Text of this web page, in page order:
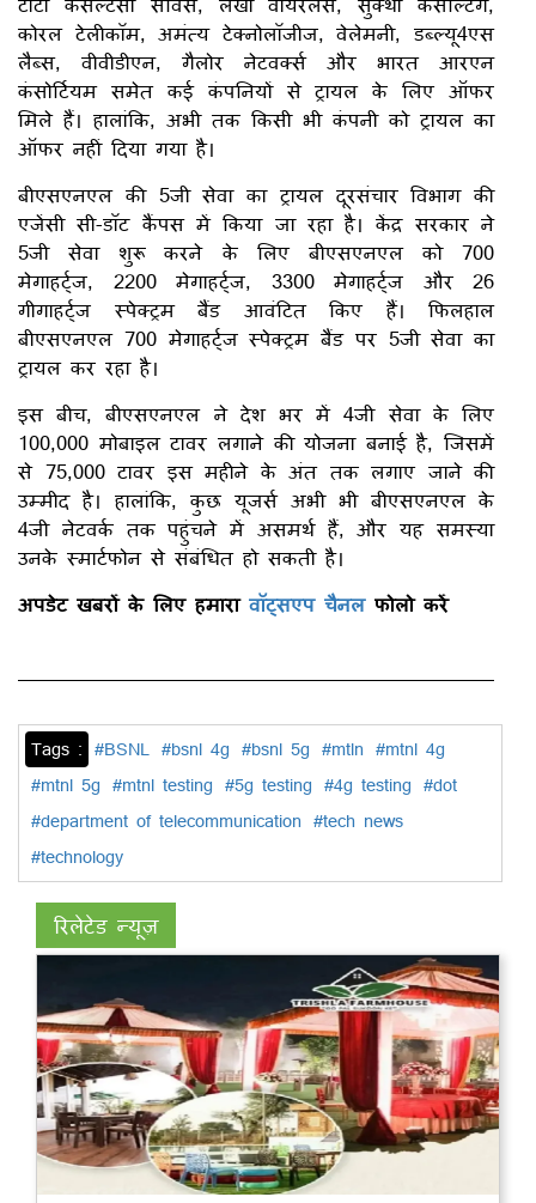
कोरल टेलीकॉम, अमंत्य टेक्नोलॉजीज, वेलेमनी, डब्ल्यू4एस
लैब्स, वीवीडीएन, गैलोर नेटवर्क्स और भारत आरएन
कंसोर्टियम समेत कई कंपनियों से ट्रायल के लिए ऑफर
मिले हैं। हालांकि, अभी तक किसी भी कंपनी को ट्रायल का
ऑफर नहीं दिया गया है।
बीएसएनएल की 5जी सेवा का ट्रायल दूरसंचार विभाग की
एजेंसी सी-डॉट कैंपस में किया जा रहा है। केंद्र सरकार ने
5जी सेवा शुरू करने के लिए बीएसएनएल को 700
मेगाहर्ट्ज, 2200 मेगाहर्ट्ज, 3300 मेगाहर्ट्ज और 26
गीगाहर्ट्ज स्पेक्ट्रम बैंड आवंटित किए हैं। फिलहाल
बीएसएनएल 700 मेगाहर्ट्ज स्पेक्ट्रम बैंड पर 5जी सेवा का
ट्रायल कर रहा है।
इस बीच, बीएसएनएल ने देश भर में 4जी सेवा के लिए
100,000 मोबाइल टावर लगाने की योजना बनाई है, जिसमें
से 75,000 टावर इस महीने के अंत तक लगाए जाने की
उम्मीद है। हालांकि, कुछ यूजर्स अभी भी बीएसएनएल के
4जी नेटवर्क तक पहुंचने में असमर्थ हैं, और यह समस्या
उनके स्मार्टफोन से संबंधित हो सकती है।
अपडेट खबरों के लिए हमारा वॉट्सएप चैनल फोलो करें
Tags : #BSNL #bsnl 4g #bsnl 5g #mtln #mtnl 4g
#mtnl 5g #mtnl testing #5g testing #4g testing #dot
#department of telecommunication #tech news
#technology
रिलेटेड न्यूज़